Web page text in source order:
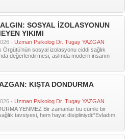
SOSYAL İZOLASYONUN
YIKIMI
- Uzman Psikolog Dr. Tugay YAZGAN
Örgütü’nün sosyal izolasyonu ciddi sağlık
değerlendirmesi, aslında modern insanın
KIŞTA DONDURMA
- Uzman Psikolog Dr. Tugay YAZGAN
YENMEZ Bir zamanlar bu cümle bir
tavsiyesi, hem hayat disipliniydi:“Evladım,